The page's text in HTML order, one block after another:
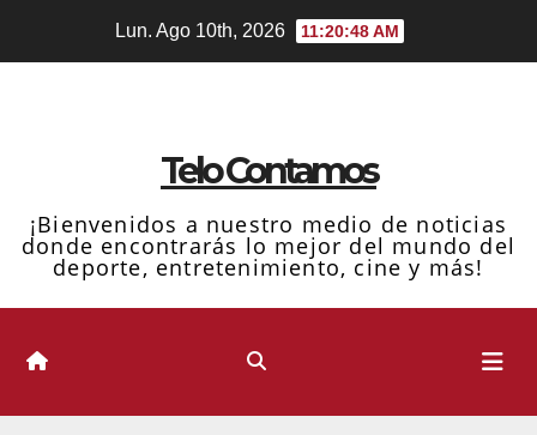
Lun. Ago 10th, 2026 11:20:49 AM
Telo Contamos
¡Bienvenidos a nuestro medio de noticias
donde encontrarás lo mejor del mundo del
deporte, entretenimiento, cine y más!